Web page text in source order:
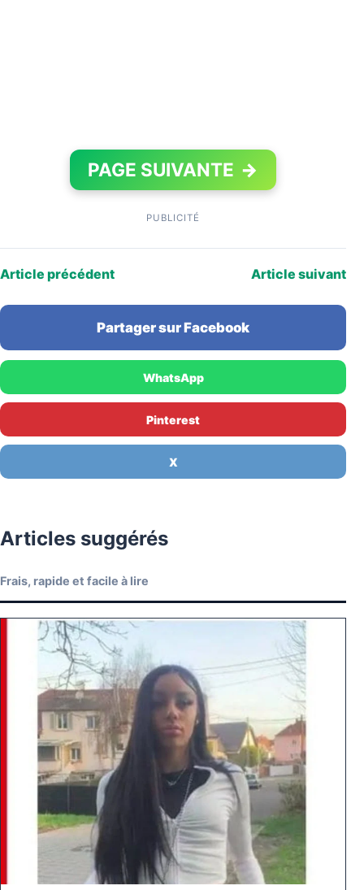
PAGE SUIVANTE →
PUBLICITÉ
Article précédent Article suivant
Partager sur Facebook
WhatsApp
Pinterest
X
Articles suggérés
Frais, rapide et facile à lire